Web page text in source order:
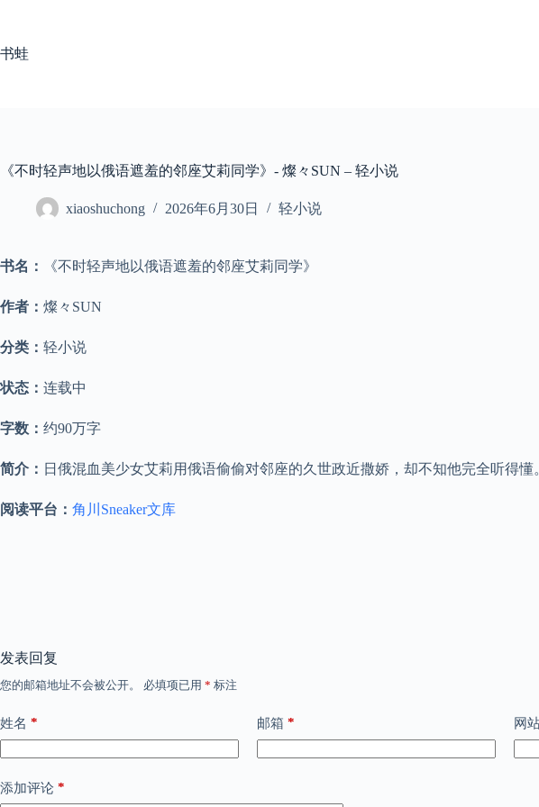
内
容
书蛙
《不时轻声地以俄语遮羞的邻座艾莉同学》- 燦々SUN – 轻小说
xiaoshuchong 2026年6月30日 轻小说
书名： 《不时轻声地以俄语遮羞的邻座艾莉同学》
作者： 燦々SUN
分类： 轻小说
状态： 连载中
字数： 约90万字
简介： 日俄混血美少女艾莉用俄语偷偷对邻座的久世政近撒娇，却不知他完全听得
阅读平台： 角川Sneaker文库
发表回复
您的邮箱地址不会被公开。 必填项已用 * 标注
姓名 * 邮箱 * 网
添加评论 *